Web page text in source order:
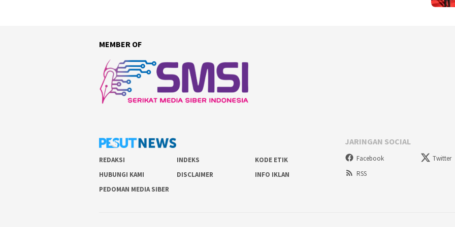
MEMBER OF
REDAKSI INDEKS
KODE ETIK
HUBUNGI KAMI
DISCLAIMER
INFO IKLAN
PEDOMAN MEDIA SIBER
JARINGAN SOCIAL
Facebook Twitter
RSS